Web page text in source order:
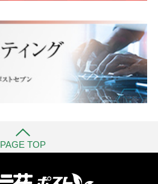
PAGE TOP